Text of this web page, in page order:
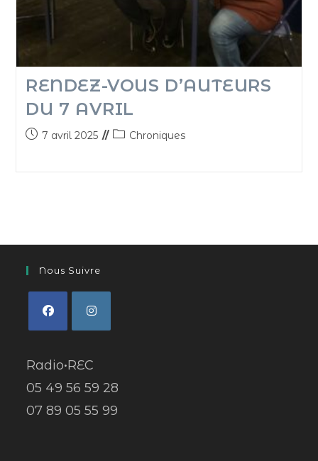
RENDEZ-VOUS D’AUTEURS
DU 7 AVRIL
7 avril 2025 Chroniques
Nous Suivre
Radio•REC
05 49 56 59 28
07 89 05 55 99